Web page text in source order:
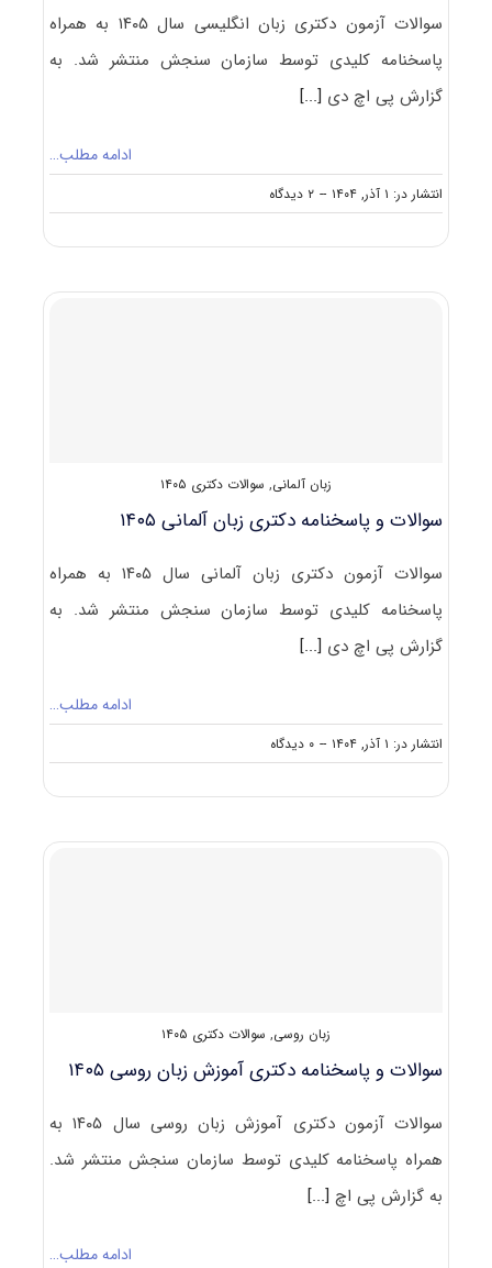
سوالات آزمون دکتری زبان انگلیسی سال ۱۴۰۵ به همراه
پاسخنامه کلیدی توسط سازمان سنجش منتشر شد. به
گزارش پی اچ دی [...]
ادامه مطلب…
انتشار در: ۱ آذر, ۱۴۰۴ -- ۲ دیدگاه
on
سوالات
زبان
زبان آلمانی, سوالات دکتری ۱۴۰۵
سوالات و پاسخنامه دکتری زبان آلمانی ۱۴۰۵
سوالات آزمون دکتری زبان آلمانی سال ۱۴۰۵ به همراه
پاسخنامه کلیدی توسط سازمان سنجش منتشر شد. به
گزارش پی اچ دی [...]
ادامه مطلب…
انتشار در: ۱ آذر, ۱۴۰۴ -- ۰ دیدگاه
on
سوالات
زبان
زبان روسی, سوالات دکتری ۱۴۰۵
سوالات و پاسخنامه دکتری آموزش زبان روسی ۱۴۰۵
سوالات آزمون دکتری آموزش زبان روسی سال ۱۴۰۵ به
همراه پاسخنامه کلیدی توسط سازمان سنجش منتشر شد.
به گزارش پی اچ[...]
ادامه مطلب…